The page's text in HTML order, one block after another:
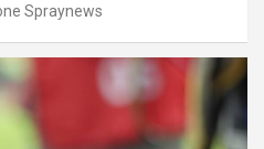
Spraynews